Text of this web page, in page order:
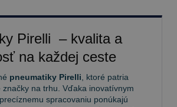
Pirelli – kvalita a
na každej ceste
pneumatiky Pirelli , ktoré patria
značky na trhu. Vďaka inovatívnym
spracovaniu ponúkajú